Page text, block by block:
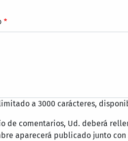
a 3000 carácteres,
de comentarios, Ud. deberá
aparecerá publicado junto